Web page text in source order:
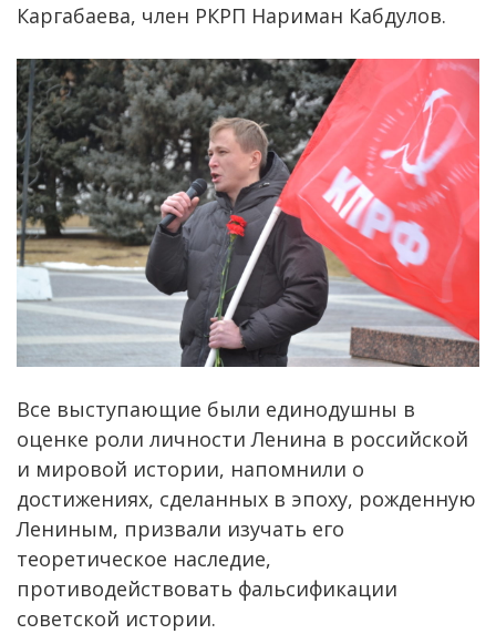
Каргабаева, член РКРП Нариман Кабдулов.
Все выступающие были единодушны в
оценке роли личности Ленина в российской
и мировой истории, напомнили о
достижениях, сделанных в эпоху, рожденную
Лениным, призвали изучать его
теоретическое наследие,
противодействовать фальсификации
советской истории.